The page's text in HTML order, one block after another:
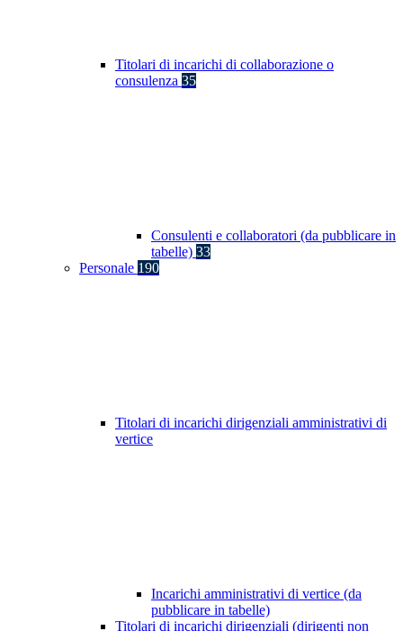
Titolari di incarichi di collaborazione o
consulenza 35
Consulenti e collaboratori (da pubblicare in
tabelle) 33
Personale 190
Titolari di incarichi dirigenziali amministrativi di
vertice
Incarichi amministrativi di vertice (da
pubblicare in tabelle)
Titolari di incarichi dirigenziali (dirigenti non